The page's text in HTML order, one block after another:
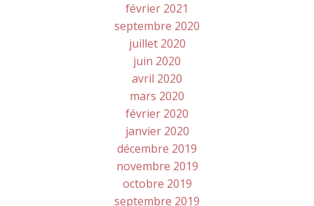
février 2021
septembre 2020
juillet 2020
juin 2020
avril 2020
mars 2020
février 2020
janvier 2020
décembre 2019
novembre 2019
octobre 2019
septembre 2019